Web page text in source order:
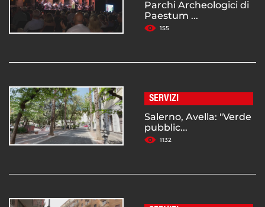
Parchi Archeologici di
Paestum ...
155
SERVIZI
Salerno, Avella: "Verde
pubblic...
1132